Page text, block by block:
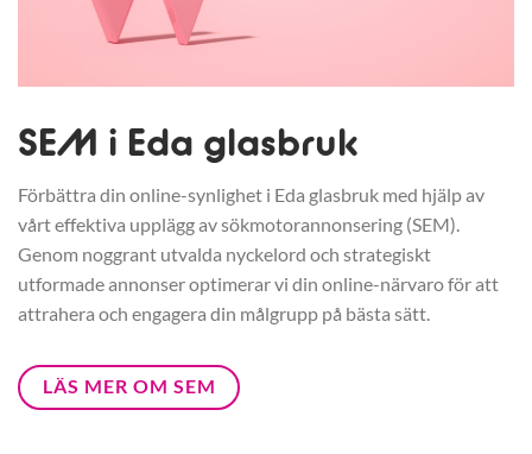
SEM i Eda glasbruk
Förbättra din online-synlighet i Eda glasbruk med hjälp av
vårt effektiva upplägg av sökmotorannonsering (SEM).
Genom noggrant utvalda nyckelord och strategiskt
utformade annonser optimerar vi din online-närvaro för att
attrahera och engagera din målgrupp på bästa sätt.
LÄS MER OM SEM